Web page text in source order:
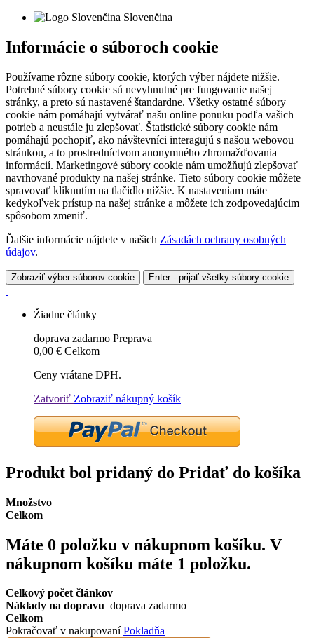
Slovenčina
Informácie o súboroch cookie
Používame rôzne súbory cookie, ktorých výber nájdete nižšie.
Potrebné súbory cookie sú nevyhnutné pre fungovanie našej
stránky, a preto sú nastavené štandardne. Všetky ostatné súbory
cookie nám pomáhajú vytvárať našu online ponuku podľa vašich
potrieb a neustále ju zlepšovať. Štatistické súbory cookie nám
pomáhajú pochopiť, ako návštevníci interagujú s našou webovou
stránkou, a to prostredníctvom anonymného zhromažďovania
informácií. Marketingové súbory cookie nám umožňujú zlepšovať
navrhované produkty na našej stránke. Tieto súbory cookie môžete
spravovať kliknutím na tlačidlo nižšie. K nastaveniam máte
kedykoľvek prístup na našej stránke a môžete ich zodpovedajúcim
spôsobom zmeniť.
Ďalšie informácie nájdete v našich Zásadách ochrany osobných
údajov.
Zobraziť výber súborov cookie Enter - prijať všetky súbory cookie
Žiadne články
doprava zadarmo Preprava
0,00 € Celkom
Ceny vrátane DPH.
Zatvoriť Zobraziť nákupný košík
Produkt bol pridaný do Pridať do košíka
Množstvo
Celkom
Máte 0 položku v nákupnom košíku. V
nákupnom košíku máte 1 položku.
Celkový počet článkov
Náklady na dopravu doprava zadarmo
Celkom
Pokračovať v nakupovaníPokladňa